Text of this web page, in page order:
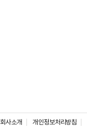
회사소개 개인정보처리방침